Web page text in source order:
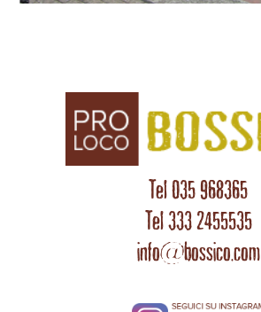
Tel 035 968365
Tel 333 2455535
info@bossico.com